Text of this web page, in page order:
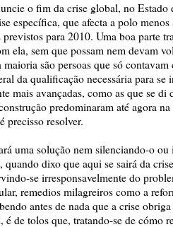
o fim da crise global, no
específica, que afecta a polo
previstos para 2010. Uma boa parte
ela, sem que possam nem devam
maioria são persoas que só
da qualificação necessária para se
mais avançadas, como as que se di
predominaram até agora
precisso resolver.
uma solução nem silenciando-o
quando dixo que aqui se sairá da
se irresponsavelmente do
remedios milagreiros como a
antes de nada que a crise
é de tolos que, tratando-se de cómo